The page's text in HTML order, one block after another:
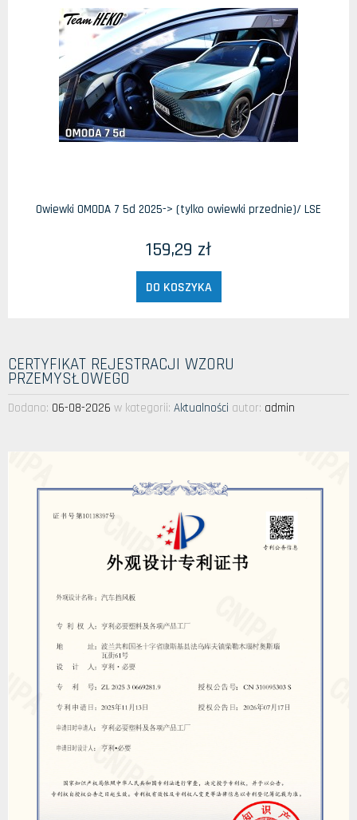
Owiewki OMODA 7 5d 2025-> (tylko owiewki przednie)/ LSE
159,29 zł
DO KOSZYKA
CERTYFIKAT REJESTRACJI WZORU
PRZEMYSŁOWEGO
Dodano: 06-08-2026 w kategorii: Aktualności autor: admin